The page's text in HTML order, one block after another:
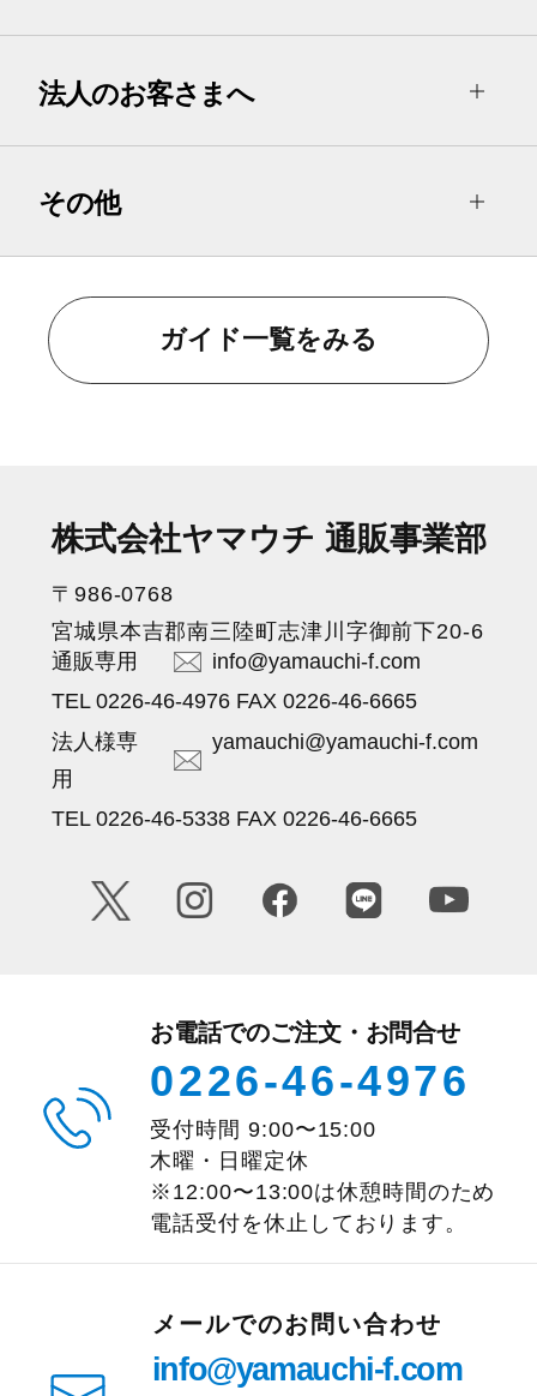
法人のお客さまへ
その他
ガイド一覧をみる
株式会社ヤマウチ 通販事業部
〒986-0768
宮城県本吉郡南三陸町志津川字御前下20-6
通販専用
info@yamauchi-f.com
TEL 0226-46-4976 FAX 0226-46-6665
法人様専
用
yamauchi@yamauchi-f.com
TEL 0226-46-5338 FAX 0226-46-6665
お電話でのご注文・お問合せ
0226-46-4976
受付時間 9:00〜15:00
木曜・日曜定休
※12:00〜13:00は休憩時間のため
電話受付を休止しております。
メールでのお問い合わせ
info@yamauchi-f.com